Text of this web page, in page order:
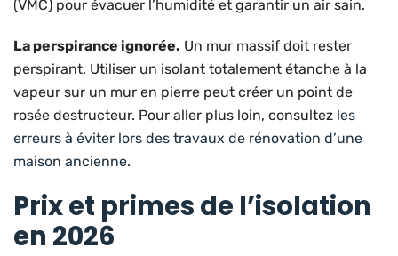
(VMC) pour évacuer l’humidité et garantir un air sain.
La perspirance ignorée. Un mur massif doit rester
perspirant. Utiliser un isolant totalement étanche à la
vapeur sur un mur en pierre peut créer un point de
rosée destructeur. Pour aller plus loin, consultez les
erreurs à éviter lors des travaux de rénovation d’une
maison ancienne.
Prix et primes de l’isolation
en 2026